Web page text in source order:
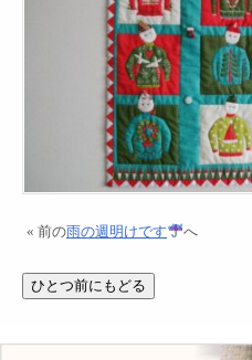
« 前の雨の週明けです
へ